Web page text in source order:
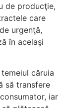
de producţie,
care
urgenţă,
în acelaşi
căruia
să transfere
iar